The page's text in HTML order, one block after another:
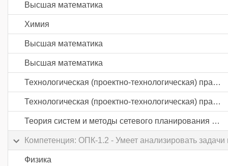
Высшая математика
Химия
Высшая математика
Высшая математика
Технологическая (проектно-технологическая) практика
Технологическая (проектно-технологическая) практика
Теория систем и методы сетевого планирования и управления
Компетенция: ОПК-1.2 - Умеет анализировать
Физика